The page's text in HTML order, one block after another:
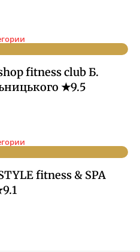
fitness club Б.
★9.5
fitness & SPA